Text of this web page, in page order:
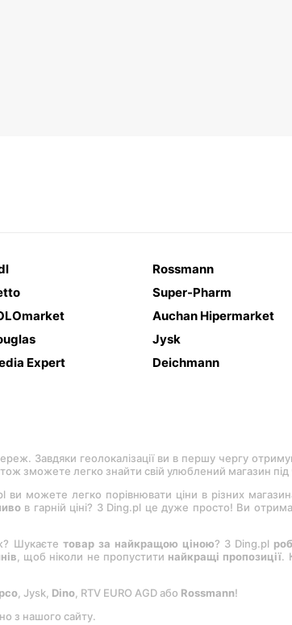
Rossmann
Super-Pharm
Auchan Hipermarket
Jysk
Expert Deichmann
Завдяки геолокалізації ви в першу чергу
зможете легко знайти свій улюблений магазин
ви можете легко порівнювати ціни в різних
в гарній ціні? З Ding.pl це дуже просто! Ви
Шукаєте товар за найкращою ціною? З Ding.pl
, щоб ніколи не пропустити найкращі пропозиції.
, Jysk, Dіno, RTV EURO AGD або Rossmann!
з нашого сайту.